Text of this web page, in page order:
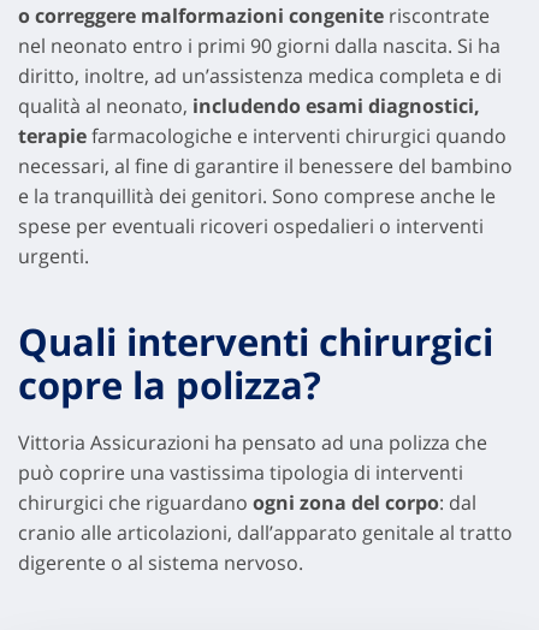
o correggere malformazioni congenite riscontrate
nel neonato entro i primi 90 giorni dalla nascita. Si ha
diritto, inoltre, ad un’assistenza medica completa e di
qualità al neonato, includendo esami diagnostici,
terapiefarmacologiche e interventi chirurgici quando
necessari, al fine di garantire il benessere del bambino
e la tranquillità dei genitori. Sono comprese anche le
spese per eventuali ricoveri ospedalieri o interventi
urgenti.
Quali interventi chirurgici
copre la polizza?
Vittoria Assicurazioni ha pensato ad una polizza che
può coprire una vastissima tipologia di interventi
chirurgici che riguardano ogni zona del corpo: dal
cranio alle articolazioni, dall’apparato genitale al tratto
digerente o al sistema nervoso.